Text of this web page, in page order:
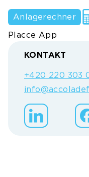
Anlagerechner
Placce App
KONTAKT
+420 220 303